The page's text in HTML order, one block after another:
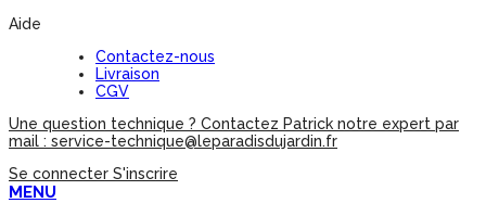
Aide
Contactez-nous
Livraison
CGV
Une question technique ? Contactez Patrick notre expert par
mail : service-technique@leparadisdujardin.fr
Se connecter S'inscrire
MENU